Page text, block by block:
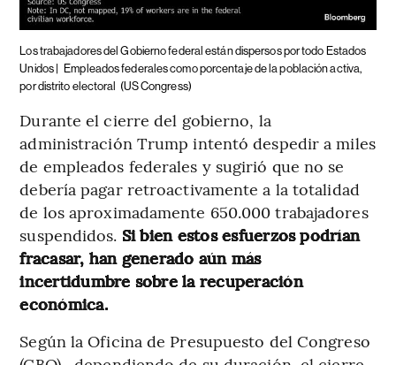
Los trabajadores del Gobierno federal están dispersos por todo Estados
Unidos |
Empleados federales como porcentaje de la población activa,
por distrito electoral (US Congress)
Durante el cierre del gobierno, la
administración Trump intentó despedir a miles
de empleados federales y sugirió que no se
debería pagar retroactivamente a la totalidad
de los aproximadamente 650.000 trabajadores
suspendidos. Si bien estos esfuerzos podrían
fracasar, han generado aún más
incertidumbre sobre la recuperación
económica.
Según la Oficina de Presupuesto del Congreso